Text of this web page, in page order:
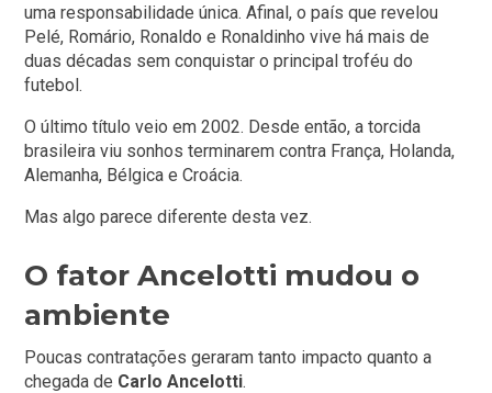
uma responsabilidade única. Afinal, o país que revelou
Pelé, Romário, Ronaldo e Ronaldinho vive há mais de
duas décadas sem conquistar o principal troféu do
futebol.
O último título veio em 2002. Desde então, a torcida
brasileira viu sonhos terminarem contra França, Holanda,
Alemanha, Bélgica e Croácia.
Mas algo parece diferente desta vez.
O fator Ancelotti mudou o
ambiente
Poucas contratações geraram tanto impacto quanto a
chegada de Carlo Ancelotti.